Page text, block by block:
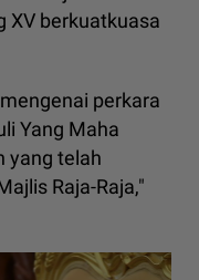
XV berkuatkuasa
perkara
Yang Maha
yang telah
Raja-Raja,"